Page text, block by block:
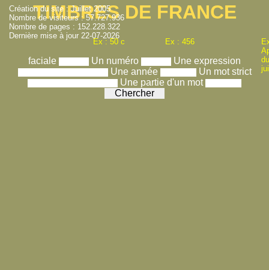
TIMBRES DE FRANCE
Ex : 50 c Ex : 456
faciale Un numéro
Une expression
Une année
Un mot strict
Une partie d'un mot
Création du site : Juillet 2005
Nombre de visiteurs : 57.727.936
Nombre de pages : 152.228.322
Dernière mise à jour 22-07-2026